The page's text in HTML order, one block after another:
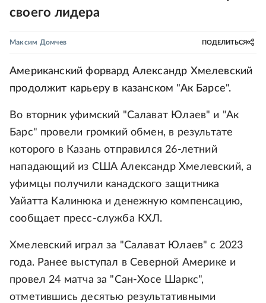
своего лидера
Максим Домчев ПОДЕЛИТЬСЯ
Американский форвард Александр Хмелевский
продолжит карьеру в казанском "Ак Барсе".
Во вторник уфимский "Салават Юлаев" и "Ак
Барс" провели громкий обмен, в результате
которого в Казань отправился 26-летний
нападающий из США Александр Хмелевский, а
уфимцы получили канадского защитника
Уайатта Калинюка и денежную компенсацию,
сообщает пресс-служба КХЛ.
Хмелевский играл за "Салават Юлаев" с 2023
года. Ранее выступал в Северной Америке и
провел 24 матча за "Сан-Хосе Шаркс",
отметившись десятью результативными